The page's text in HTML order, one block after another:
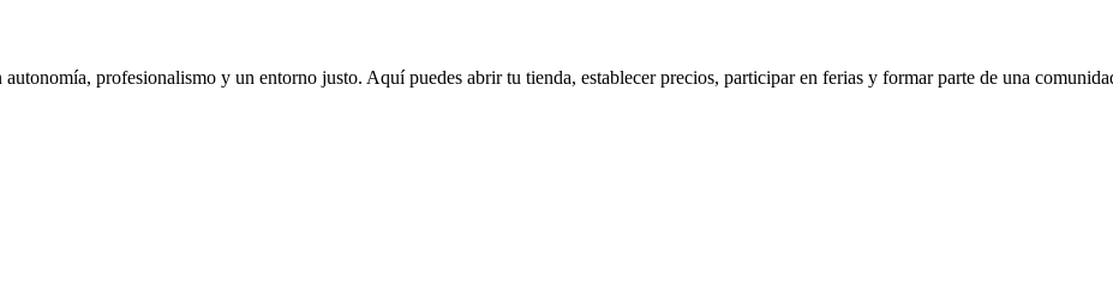
profesionalismo y un entorno justo. Aquí puedes abrir tu tienda, establecer precios, participar en ferias y formar parte de una